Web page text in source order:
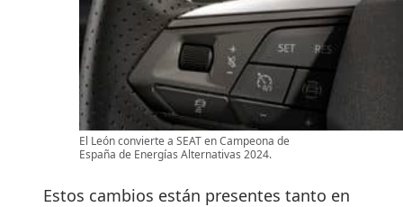
El León convierte a SEAT en Campeona de
España de Energías Alternativas 2024.
Estos cambios están presentes tanto en